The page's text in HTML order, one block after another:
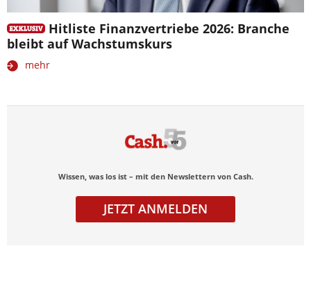
Hitliste Finanzvertriebe 2026: Branche
bleibt auf Wachstumskurs
mehr
Wissen, was los ist – mit den Newslettern von Cash.
JETZT ANMELDEN